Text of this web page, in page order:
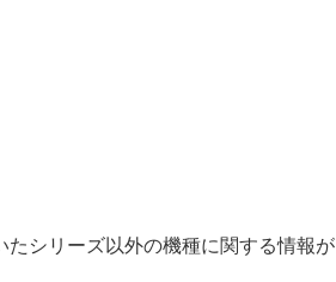
シリーズ以外の機種に関する情報が